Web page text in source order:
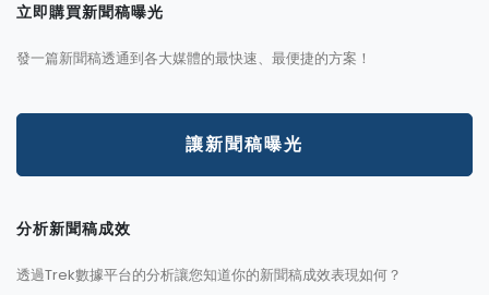
立即購買新聞稿曝光
發一篇新聞稿透通到各大媒體的最快速、最便捷的方案！
讓新聞稿曝光
分析新聞稿成效
透過Trek數據平台的分析讓您知道你的新聞稿成效表現如何？